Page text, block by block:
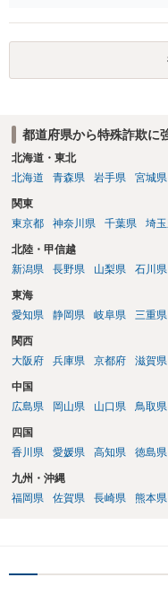
都道府県から特殊詐欺に
北海道・東北
北海道
青森県 岩手県 宮城県
関東
東京都
神奈川県 千葉県 埼
北陸・甲信越
新潟県
長野県 山梨県 石川県
東海
愛知県
静岡県 岐阜県 三重県
関西
大阪府
兵庫県 京都府 滋賀県
中国
広島県
岡山県 山口県 鳥取県
四国
香川県
愛媛県 高知県 徳島県
九州・沖縄
福岡県
佐賀県 長崎県 熊本県